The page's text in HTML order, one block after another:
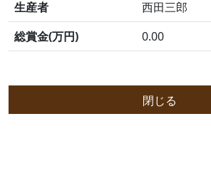
生産者
西田三郎
総賞金(万円)
0.00
閉じる